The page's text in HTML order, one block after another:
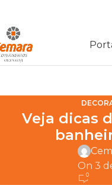
Veja dicas
On 3
0